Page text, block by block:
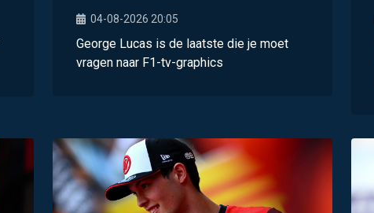
04-08-2026 20:05
George Lucas is de laatste die je moet
vragen naar F1-tv-graphics